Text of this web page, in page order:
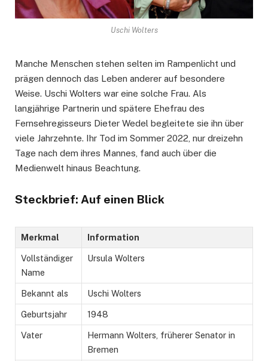
Uschi Wolters
Manche Menschen stehen selten im Rampenlicht und
prägen dennoch das Leben anderer auf besondere
Weise. Uschi Wolters war eine solche Frau. Als
langjährige Partnerin und spätere Ehefrau des
Fernsehregisseurs Dieter Wedel begleitete sie ihn über
viele Jahrzehnte. Ihr Tod im Sommer 2022, nur dreizehn
Tage nach dem ihres Mannes, fand auch über die
Medienwelt hinaus Beachtung.
Steckbrief: Auf einen Blick
Merkmal Information
Vollständiger
Name
Ursula Wolters
Bekannt als Uschi Wolters
Geburtsjahr 1948
Vater
Hermann Wolters, früherer Senator in
Bremen